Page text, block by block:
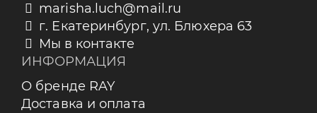
marisha.luch@mail.ru
г. Екатеринбург, ул. Блюхера 63
Мы в контакте
ИНФОРМАЦИЯ
О бренде RAY
Доставка и оплата